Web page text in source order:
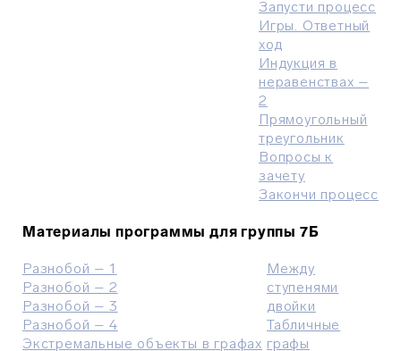
Запусти процесс
Игры. Ответный
ход
Индукция в
неравенствах –
2
Прямоугольный
треугольник
Вопросы к
зачету
Закончи процесс
Материалы программы для группы 7Б
Разнобой – 1
Разнобой – 2
Разнобой – 3
Разнобой – 4
Экстремальные объекты в графах
Между
ступенями
двойки
Табличные
графы